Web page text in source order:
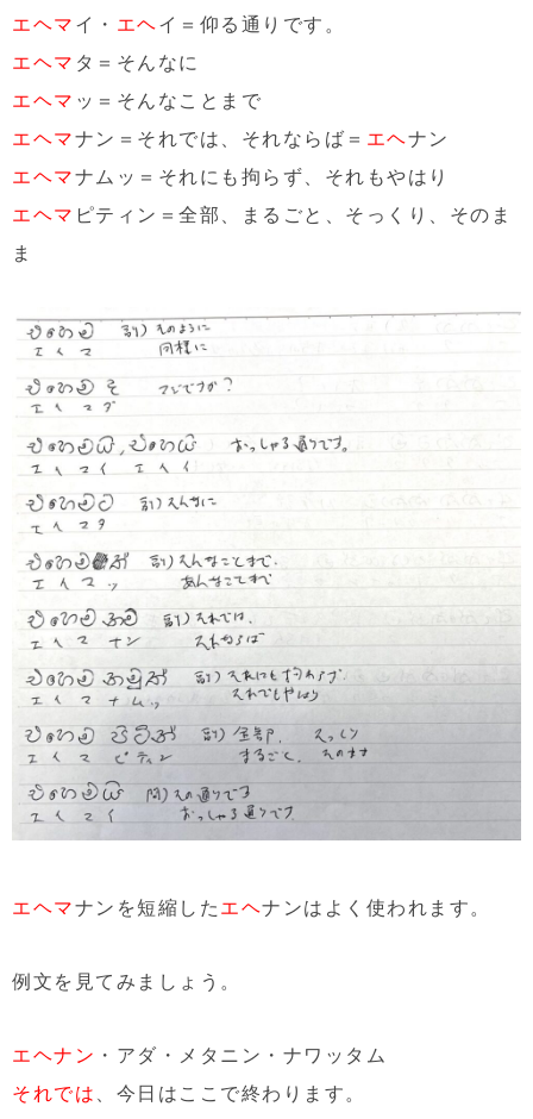
エヘマイ・ エヘイ＝仰る通りです。
エヘマ タ＝そんなに
エヘマ ッ＝そんなことまで
エヘマナン＝それでは、それならば＝ エヘナン
エヘマナムッ＝それにも拘らず、それもやはり
エヘマ ピティン＝全部、まるごと、そっくり、そのま
ま
エヘマナンを短縮したエヘナンはよく使われます。
例文を見てみましょう。
エヘナン ・アダ・メタニン・ナワッタム
それでは、今日はここで終わります。